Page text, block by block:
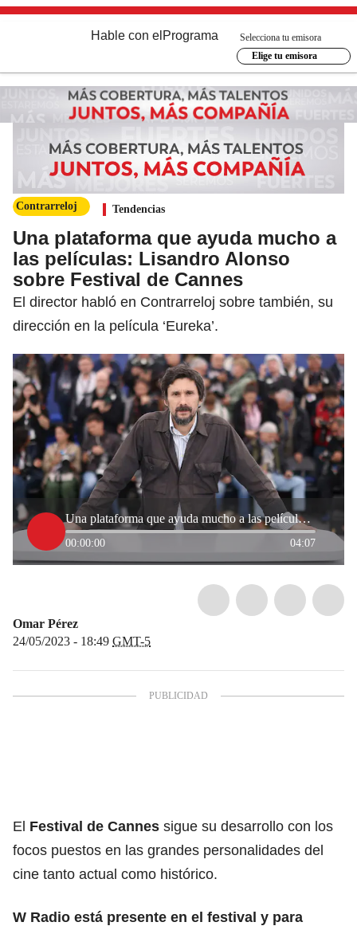
Hable con el Programa
Selecciona tu emisora
Elige tu emisora
Contrarreloj Tendencias
Una plataforma que ayuda mucho a
las películas: Lisandro Alonso
sobre Festival de Cannes
El director habló en Contrarreloj sobre también, su
dirección en la película ‘Eureka’.
Una plataforma que ayuda mucho a las películas: Lisandro Alonso sobre Festival de Cannes
00:00:00 04:07
Omar Pérez
24/05/2023 - 18:49 GMT-5
El Festival de Cannes sigue su desarrollo con los
focos puestos en las grandes personalidades del
cine tanto actual como histórico.
W Radio está presente en el festival y para